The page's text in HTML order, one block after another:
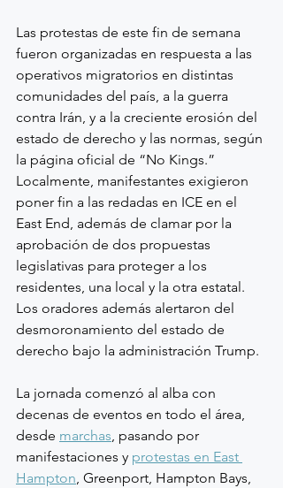
Las protestas de este fin de semana
fueron organizadas en respuesta a las
operativos migratorios en distintas
comunidades del país, a la guerra
contra Irán, y a la creciente erosión del
estado de derecho y las normas, según
la página oficial de “No Kings.”
Localmente, manifestantes exigieron
poner fin a las redadas en ICE en el
East End, además de clamar por la
aprobación de dos propuestas
legislativas para proteger a los
residentes, una local y la otra estatal.
Los oradores además alertaron del
desmoronamiento del estado de
derecho bajo la administración Trump.
La jornada comenzó al alba con
decenas de eventos en todo el área,
desde marchas, pasando por
manifestaciones y protestas en East
Hampton, Greenport, Hampton Bays,